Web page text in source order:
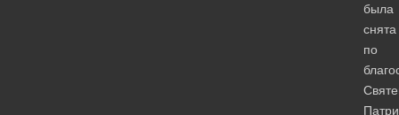
была
снята
по